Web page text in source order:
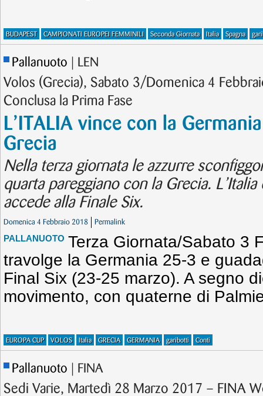
BUDAPEST CAMPIONATI EUROPEI FEMMINILI Seconda Giornata Italia Spagna
Pallanuoto | LEN
Volos (Grecia), Sabato 3/Domenica 4
Conclusa la Prima Fase
L’ITALIA vince con la
Grecia
Nella terza giornata le azzurre
quarta pareggiano con la Grecia.
accede alla Finale Six.
Domenica 4 Febbraio 2018 Permalink
PALLANUOTO Terza Giornata/Sabato 3
travolge la Germania 25-3 e
Final Six (23-25 marzo). A segno
movimento, con quaterne di
EUROPA CUP VOLOS Italia GRECIA GERMANIA garibotti Conti
Pallanuoto | FINA
Sedi Varie, Martedì 28 Marzo 2017 – FINA